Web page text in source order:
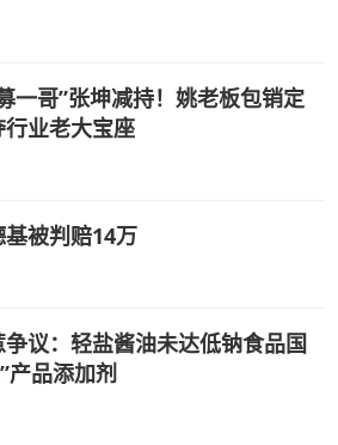
一哥”张坤减持！姚老板包销定
业老大宝座
被判赔14万
议：轻盐酱油未达低钠食品国
产品添加剂